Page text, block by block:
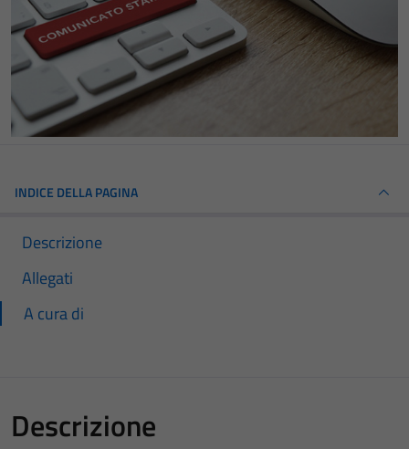
INDICE DELLA PAGINA
Descrizione
Allegati
A cura di
Descrizione